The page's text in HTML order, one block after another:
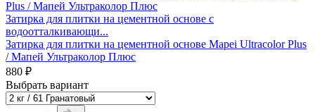
Затирка для плитки на цементной основе с
водоотталкивающи...
Затирка для плитки на цементной основе Mapei Ultracolor Plus
/ Мапей Ультраколор Плюс
880 ₽
Выбрать вариант